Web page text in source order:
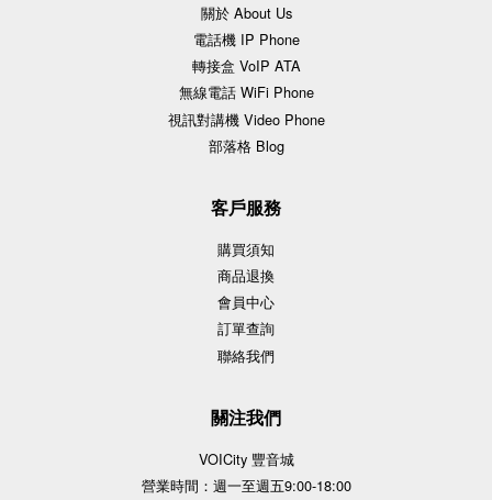
關於 About Us
電話機 IP Phone
轉接盒 VoIP ATA
無線電話 WiFi Phone
視訊對講機 Video Phone
部落格 Blog
客戶服務
購買須知
商品退換
會員中心
訂單查詢
聯絡我們
關注我們
VOICity 豐音城
營業時間：週一至週五9:00-18:00